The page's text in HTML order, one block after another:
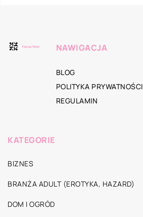
NAWIGACJA
BLOG
POLITYKA PRYWATNOŚCI
REGULAMIN
KATEGORIE
BIZNES
BRANŻA ADULT (EROTYKA, HAZARD)
DOM I OGRÓD